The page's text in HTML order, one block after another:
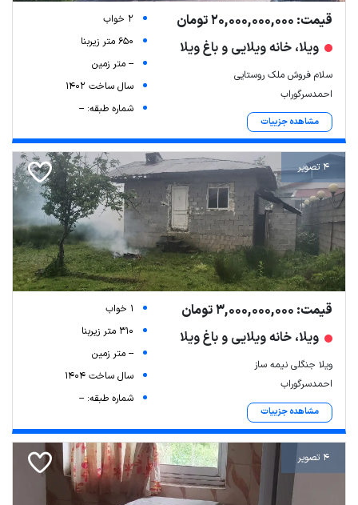
قیمت: 20,000,000,000 تومان
ویلا، خانه ویلایی و باغ ویلا
سلام فروش ملک روستایی
احمدسرگوراب
مشاهده جزییات
2 خواب
650 متر زیربنا
-- متر زمین
سال ساخت 1402
شماره طبقه: --
4 تصویر
قیمت: 3,000,000,000 تومان
ویلا، خانه ویلایی و باغ ویلا
ویلا جنگلی نیمه‌ ساز
احمدسرگوراب
مشاهده جزییات
1 خواب
310 متر زیربنا
-- متر زمین
سال ساخت 1404
شماره طبقه: --
4 تصویر